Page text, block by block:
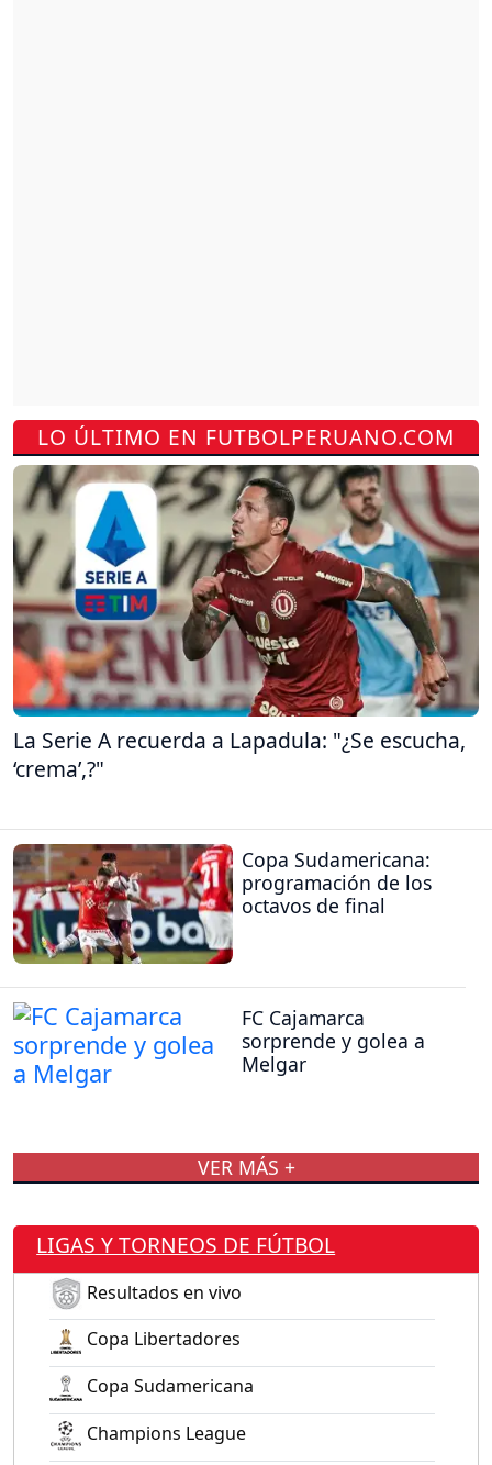
LO ÚLTIMO EN FUTBOLPERUANO.COM
La Serie A recuerda a Lapadula: "¿Se escucha,
‘crema’,?"
Copa Sudamericana:
programación de los
octavos de final
FC Cajamarca
sorprende y golea a
Melgar
VER MÁS +
LIGAS Y TORNEOS DE FÚTBOL
Resultados en vivo
Copa Libertadores
Copa Sudamericana
Champions League